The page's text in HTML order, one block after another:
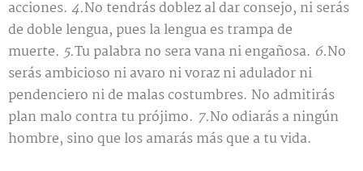
acciones. 4.No tendrás doblez al dar consejo, ni serás
de doble lengua, pues la lengua es trampa de
muerte. 5.Tu palabra no sera vana ni engañosa. 6.No
serás ambicioso ni avaro ni voraz ni adulador ni
pendenciero ni de malas costumbres. No admitirás
plan malo contra tu prójimo. 7.No odiarás a ningún
hombre, sino que los amarás más que a tu vida.